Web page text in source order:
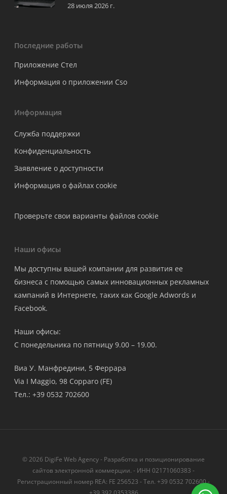
28 июля 2026 г.
Последние работы
Приложение Стел
Информация о приложении Cso
Информация
Служба поддержки
Конфиденциальность
Заявление о доступности
Информация о файлах cookie
Проверьте свои варианты файлов cookie
Наши офисы
Мы доступны вашей компании для развития ее
бизнеса с помощью самых инновационных рекламных
кампаний в Интернете, таких как Google Adwords и
Facebook.
Наши офисы:
С понедельника по пятницу 9.00 – 19.00.
Виа У. Манфредини, 5 Феррара
Via I Maggio, 98 Copparo (FE)
Тел.: +39 0532 702600
© 2026 DigiFe Web Agency - Разработка и позиционирование
сайтов электронной коммерции. - ИНН 02171060383 -
Регистрационный номер REA: FE 256523 - Тел. +39 0532 702600 -